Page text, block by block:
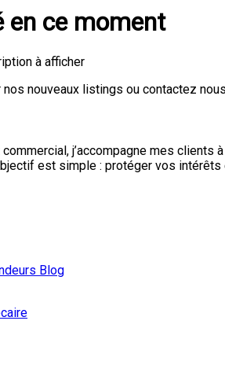
en ce moment
à afficher
nouveaux listings ou contactez
j’accompagne mes clients
est simple : protéger vos
Blog